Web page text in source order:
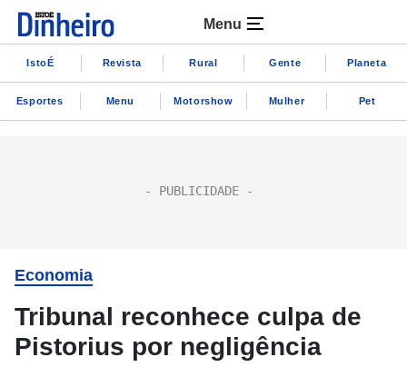
Menu
IstoÉ Revista Rural Gente Planeta
Esportes Menu Motorshow Mulher Pet
Economia
Tribunal reconhece culpa de
Pistorius por negligência